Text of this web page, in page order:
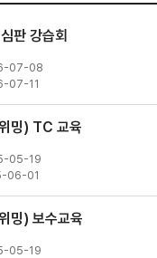
판 강습회
07-08
07-11
밍) TC 교육
05-19
06-01
밍) 보수교육
05-19